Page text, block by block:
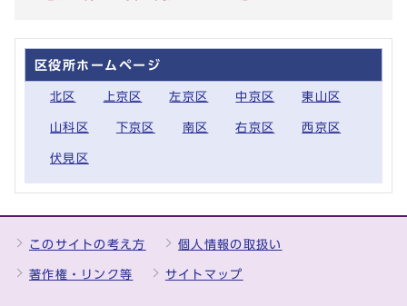
区役所ホームページ
北区 上京区 左京区 中京区 東山区
山科区 下京区 南区 右京区 西京区
伏見区
このサイトの考え方 個人情報の取扱い
著作権・リンク等 サイトマップ